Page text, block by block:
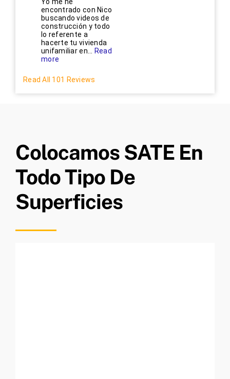
Yo me he
encontrado con Nico
buscando videos de
construcción y todo
lo referente a
hacerte tu vivienda
unifamiliar en... Read
more
Read All 101 Reviews
Colocamos SATE En
Todo Tipo De
Superficies